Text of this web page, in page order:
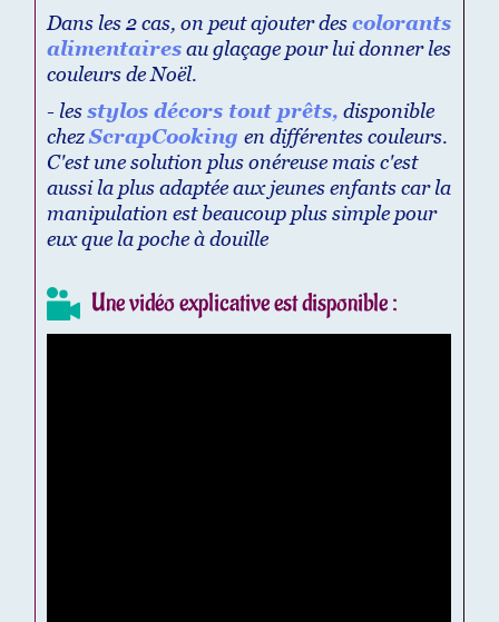
Dans les 2 cas, on peut ajouter descolorants
alimentairesau glaçage pour lui donner les
couleurs de Noël.
- lesstylos décors tout prêts, disponible
chezScrapCooking en différentes couleurs.
C'est une solution plus onéreuse mais c'est
aussi la plus adaptée aux jeunes enfants car la
manipulation est beaucoup plus simple pour
eux que la poche à douille
Une vidéo explicative est disponible :